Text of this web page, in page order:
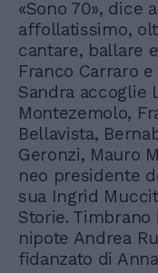
«Sono 70», dice
affollatissimo,
cantare, ballare
Franco Carraro
Sandra accoglie
Montezemolo,
Bellavista,
Geronzi, Mauro
neo presidente
sua Ingrid
Storie.
nipote Andrea
fidanzato di